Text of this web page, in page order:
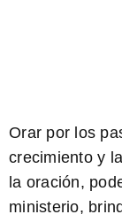
Orar por los
crecimiento y
la oración,
ministerio,